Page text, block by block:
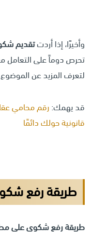
وأخيرًا، إذا أردتتقديم
تحرص دوماً على التعامل
لتعرف المزيد عن
قد يهمك:
قانونية حولك دائمًا
طريقة رفع
طريقة رفع شكوى على